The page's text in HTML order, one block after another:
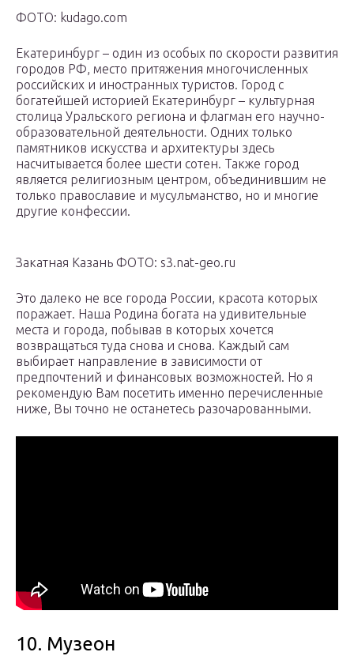
ФОТО: kudago.com
Екатеринбург – один из особых по скорости развития
городов РФ, место притяжения многочисленных
российских и иностранных туристов. Город с
богатейшей историей Екатеринбург – культурная
столица Уральского региона и флагман его научно-
образовательной деятельности. Одних только
памятников искусства и архитектуры здесь
насчитывается более шести сотен. Также город
является религиозным центром, объединившим не
только православие и мусульманство, но и многие
другие конфессии.
Закатная Казань ФОТО: s3.nat-geo.ru
Это далеко не все города России, красота которых
поражает. Наша Родина богата на удивительные
места и города, побывав в которых хочется
возвращаться туда снова и снова. Каждый сам
выбирает направление в зависимости от
предпочтений и финансовых возможностей. Но я
рекомендую Вам посетить именно перечисленные
ниже, Вы точно не останетесь разочарованными.
10. Музеон